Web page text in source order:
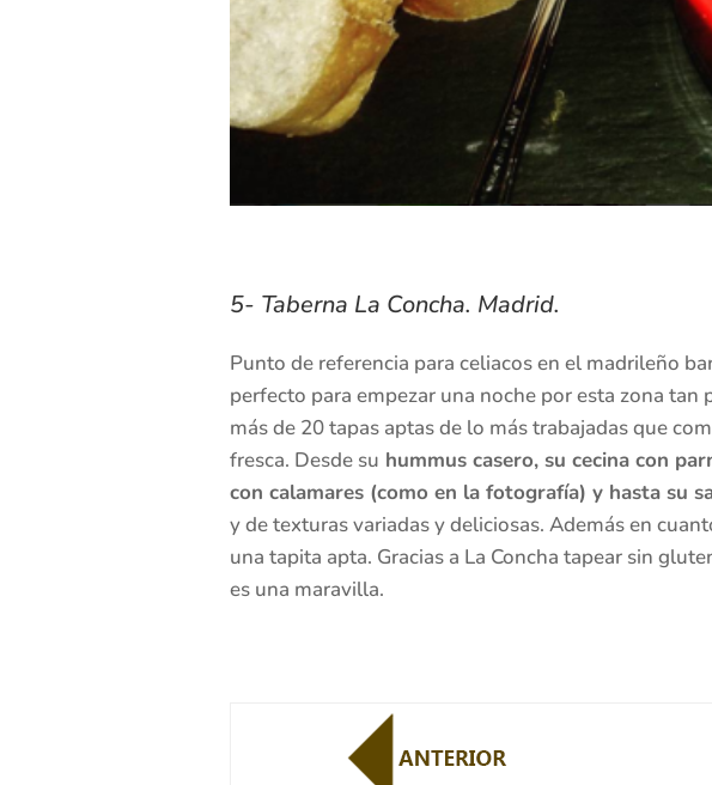
5- Taberna La Concha. Madrid.
Punto de referencia para celiacos en el madrileño
perfecto para empezar una noche por esta zona
más de 20 tapas aptas de lo más trabajadas que
fresca. Desde su hummus casero, su cecina con
con calamares (como en la fotografía) y hasta su
y de texturas variadas y deliciosas. Además en
una tapita apta. Gracias a La Concha tapear sin
es una maravilla.